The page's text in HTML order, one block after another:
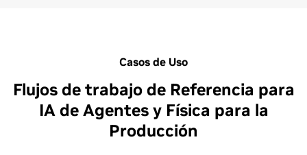
Casos de Uso
Flujos de trabajo de Referencia para
IA de Agentes y Física para la
Producción